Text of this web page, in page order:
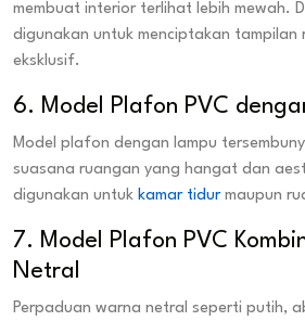
membuat interior terlihat lebih mewah.
digunakan untuk menciptakan tampilan
eksklusif.
6. Model Plafon PVC
Model plafon dengan lampu
suasana ruangan yang hangat dan
digunakan untuk kamar tidurmaupun
7. Model Plafon PVC
Netral
Perpaduan warna netral seperti putih,